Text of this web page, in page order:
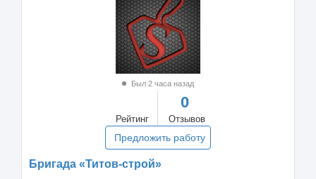
Был 2 часа назад
Рейтинг
0
Отзывов
Предложить работу
Бригада «Титов-строй»